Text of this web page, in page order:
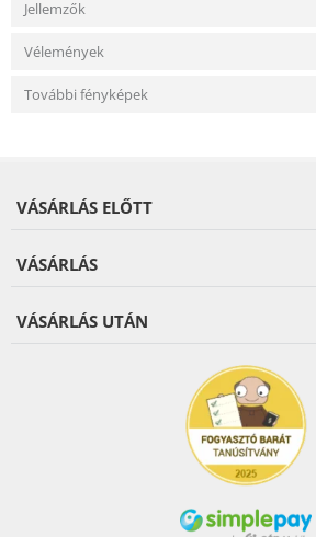
Jellemzők
Vélemények
További fényképek
VÁSÁRLÁS ELŐTT
VÁSÁRLÁS
VÁSÁRLÁS UTÁN